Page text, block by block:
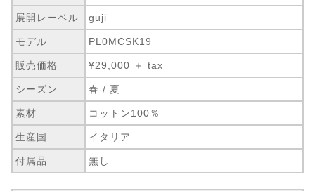
展開レーベル guji
モデル PL0MCSK19
販売価格 ¥29,000 ＋ tax
シーズン 春 / 夏
素材 コットン100％
生産国 イタリア
付属品 無し